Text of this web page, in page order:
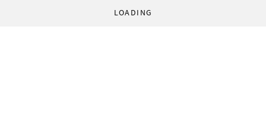
LOADING